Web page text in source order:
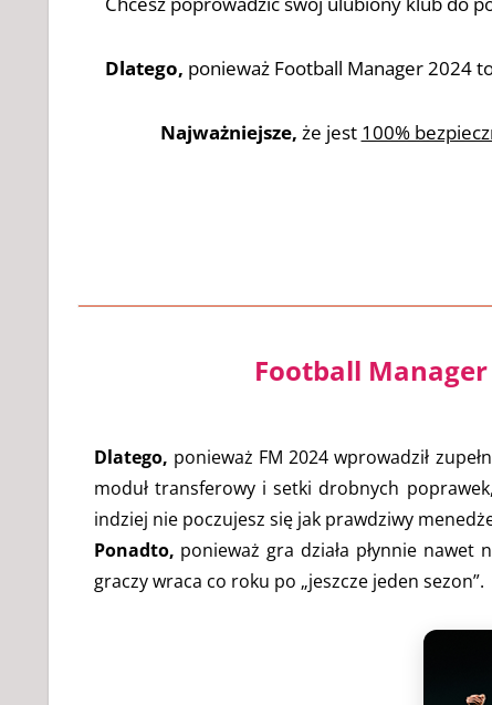
Dlatego, ponieważ Football Manager 2024
Najważniejsze, że jest 100%
Football
Dlatego, ponieważ FM 2024 wprowadził
moduł transferowy i setki drobnych
indziej nie poczujesz się jak prawdziwy
Ponadto, ponieważ gra działa płynnie nawet
graczy wraca co roku po „jeszcze jeden sezon”.